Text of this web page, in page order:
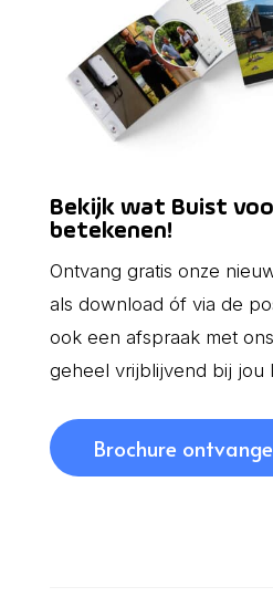
Bekijk wat Buist
betekenen!
Ontvang gratis onze
als download óf via de
ook een afspraak met
geheel vrijblijvend bij jou
Brochure